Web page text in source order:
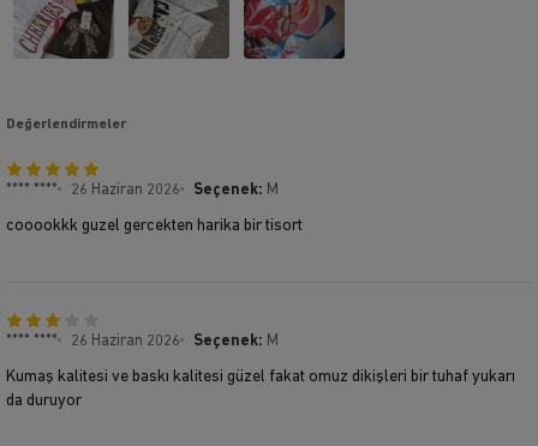
Değerlendirmeler
**** **** 26 Haziran 2026 Seçenek: M
cooookkk guzel gercekten harika bir tisort
**** **** 26 Haziran 2026 Seçenek: M
Kumaş kalitesi ve baskı kalitesi güzel fakat omuz dikişleri bir tuhaf yukarı
da duruyor